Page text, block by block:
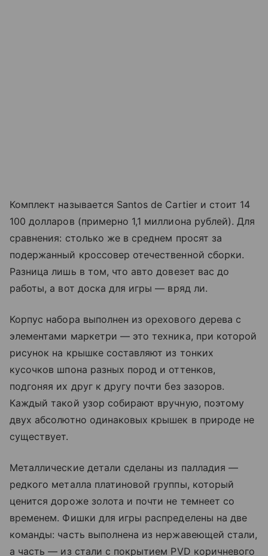
Комплект называется Santos de Cartier и стоит 14
100 долларов (примерно 1,1 миллиона рублей). Для
сравнения: столько же в среднем просят за
подержанный кроссовер отечественной сборки.
Разница лишь в том, что авто довезет вас до
работы, а вот доска для игры — вряд ли.
Корпус набора выполнен из орехового дерева с
элементами маркетри — это техника, при которой
рисунок на крышке составляют из тонких
кусочков шпона разных пород и оттенков,
подгоняя их друг к другу почти без зазоров.
Каждый такой узор собирают вручную, поэтому
двух абсолютно одинаковых крышек в природе не
существует.
Металлические детали сделаны из палладия —
редкого металла платиновой группы, который
ценится дороже золота и почти не темнеет со
временем. Фишки для игры распределены на две
команды: часть выполнена из нержавеющей стали,
а часть — из стали с покрытием PVD коричневого